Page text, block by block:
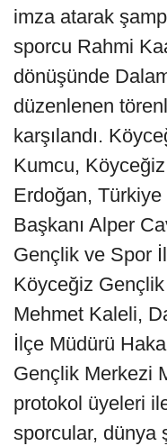
imza atarak
sporcu Rahmi
dönüşünde
düzenlenen
karşılandı.
Kumcu,
Erdoğan,
Başkanı Alper
Gençlik ve Spor
Köyceğiz
Mehmet Kaleli,
İlçe Müdürü
Gençlik Merkezi
protokol üyeleri
sporcular, dünya